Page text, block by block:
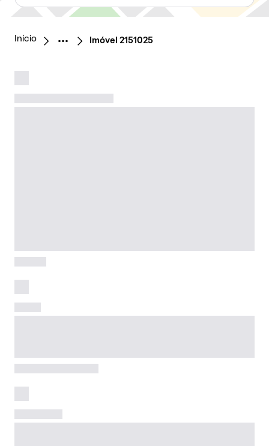
Início Imóvel 2151025